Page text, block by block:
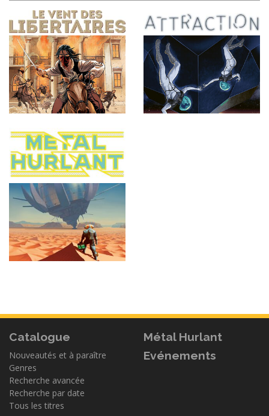
Catalogue
Nouveautés et à paraître
Genres
Recherche avancée
Recherche par date
Tous les titres
Métal Hurlant
Evénements